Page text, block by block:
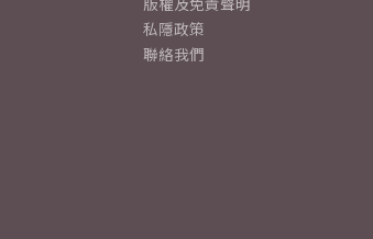
私隱政策
聯絡我們